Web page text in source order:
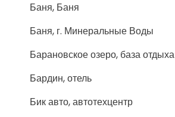
Баня, Баня
Баня, г. Минеральные Воды
Барановское озеро, база отдыха
Бардин, отель
Бик авто, автотехцентр